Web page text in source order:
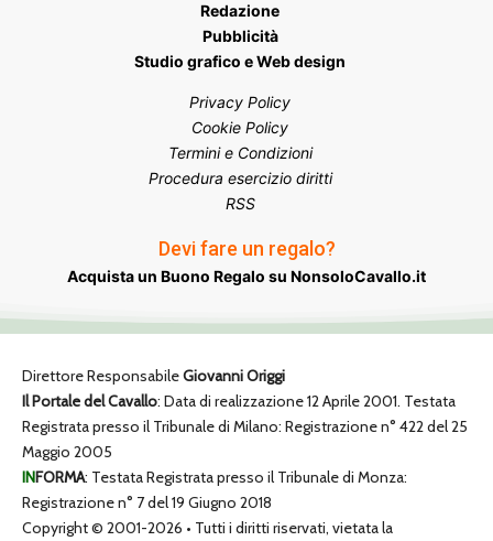
Redazione
Pubblicità
Studio grafico e Web design
Privacy Policy
Cookie Policy
Termini e Condizioni
Procedura esercizio diritti
RSS
Devi fare un regalo?
Acquista un Buono Regalo su NonsoloCavallo.it
Direttore ResponsabileGiovanni Origgi
Il Portale del Cavallo: Data di realizzazione 12 Aprile 2001. Testata
Registrata presso il Tribunale di Milano: Registrazione n° 422 del 25
Maggio 2005
INFORMA: Testata Registrata presso il Tribunale di Monza:
Registrazione n° 7 del 19 Giugno 2018
Copyright © 2001-2026 • Tutti i diritti riservati, vietata la